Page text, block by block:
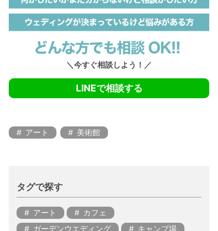
＼今すぐ相談しよう！／
LINEで相談する
アート 美術館
タグで探す
アート
カフェ
ガーデンウエディング
キャンプ場